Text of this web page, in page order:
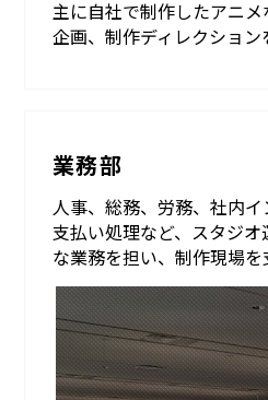
主に自社で制作したアニ
企画、制作ディレクション
業務部
人事、総務、労務、社内
支払い処理など、スタジ
な業務を担い、制作現場を